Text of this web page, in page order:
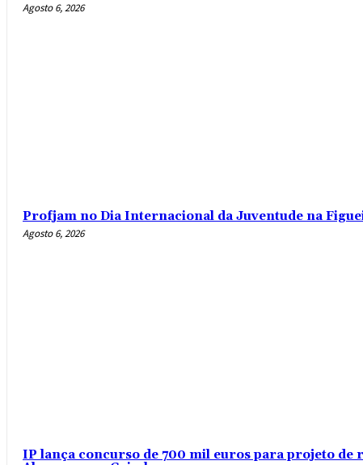
Agosto 6, 2026
Profjam no Dia Internacional da Juventude na
Agosto 6, 2026
IP lança concurso de 700 mil euros para projeto de